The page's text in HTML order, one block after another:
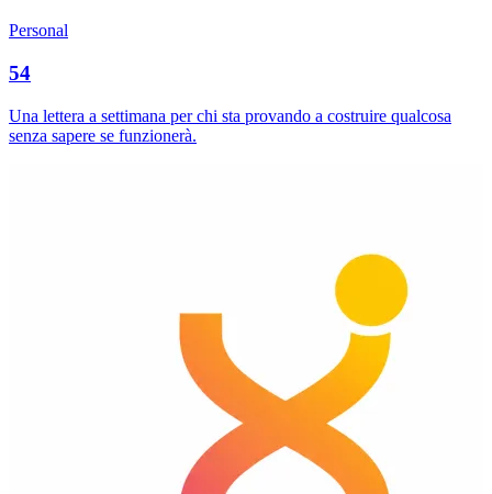
Personal
54
Una lettera a settimana per chi sta provando a costruire qualcosa
senza sapere se funzionerà.